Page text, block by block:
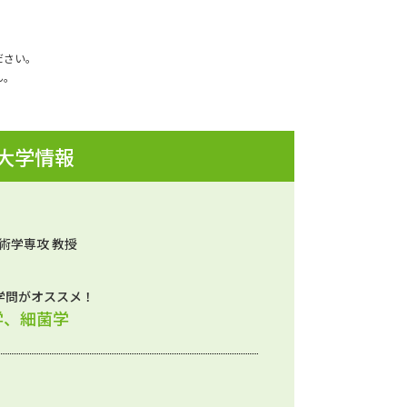
い。
学情報
学専攻 教授
がオススメ！
細菌学